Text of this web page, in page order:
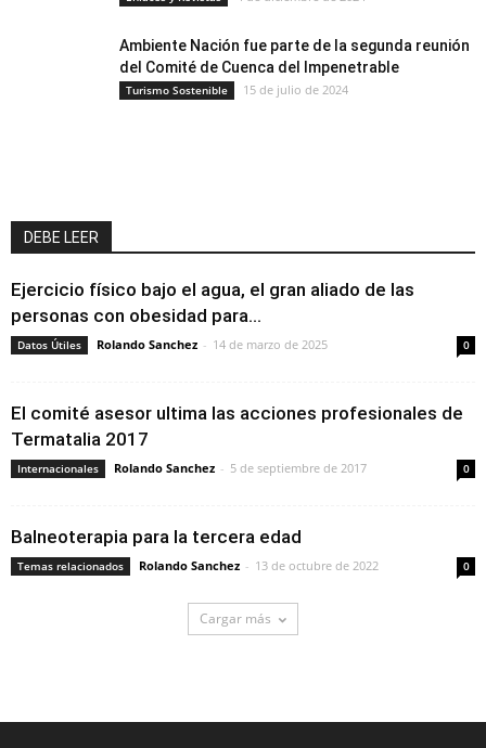
Ambiente Nación fue parte de la segunda reunión
del Comité de Cuenca del Impenetrable
Turismo Sostenible 15 de julio de 2024
DEBE LEER
Ejercicio físico bajo el agua, el gran aliado de las
personas con obesidad para...
Datos Útiles Rolando Sanchez - 14 de marzo de 2025 0
El comité asesor ultima las acciones profesionales de
Termatalia 2017
Internacionales Rolando Sanchez - 5 de septiembre de 2017 0
Balneoterapia para la tercera edad
Temas relacionados Rolando Sanchez - 13 de octubre de 2022 0
Cargar más